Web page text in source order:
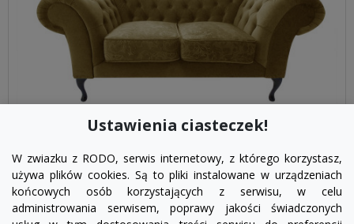
visibility
Ustawienia ciasteczek!
W zwiazku z RODO, serwis internetowy, z którego korzystasz,
używa plików cookies. Są to pliki instalowane w urządzeniach
końcowych osób korzystających z serwisu, w celu
administrowania serwisem, poprawy jakości świadczonych